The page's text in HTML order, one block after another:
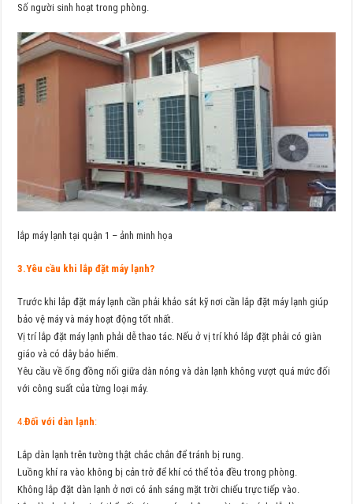
Số người sinh hoạt trong phòng.
lắp máy lạnh tại quận 1 – ảnh minh họa
3.Yêu cầu khi lắp đặt máy lạnh?
Trước khi lắp đặt máy lạnh cần phải khảo sát kỹ nơi cần lắp đặt máy lạnh giúp
bảo vệ máy và máy hoạt động tốt nhất.
Vị trí lắp đặt máy lạnh phải dễ thao tác. Nếu ở vị trí khó lắp đặt phải có giàn
giáo và có dây bảo hiểm.
Yêu cầu về ống đồng nối giữa dàn nóng và dàn lạnh không vượt quá mức đối
với công suất của từng loại máy.
4.Đối với dàn lạnh:
Lắp dàn lạnh trên tường thật chắc chắn để tránh bị rung.
Luồng khí ra vào không bị cản trở để khí có thể tỏa đều trong phòng.
Không lắp đặt dàn lạnh ở nơi có ánh sáng mặt trời chiếu trực tiếp vào.